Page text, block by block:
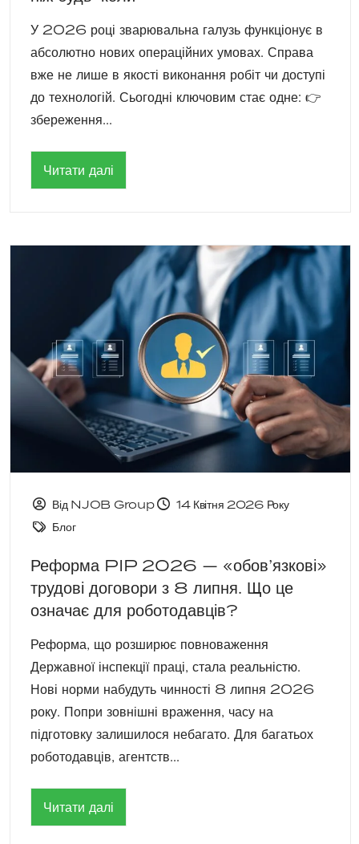
У 2026 році зварювальна галузь функціонує в
абсолютно нових операційних умовах. Справа
вже не лише в якості виконання робіт чи доступі
до технологій. Сьогодні ключовим стає одне: 👉
збереження...
Читати далі
Від NJOB Group
14 Квітня 2026 Року
Блог
Реформа PIP 2026 — «обов’язкові»
трудові договори з 8 липня. Що це
означає для роботодавців?
Реформа, що розширює повноваження
Державної інспекції праці, стала реальністю.
Нові норми набудуть чинності 8 липня 2026
року. Попри зовнішні враження, часу на
підготовку залишилося небагато. Для багатьох
роботодавців, агентств...
Читати далі